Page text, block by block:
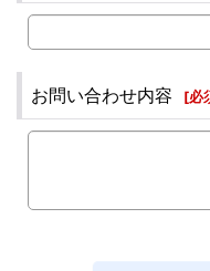
お問い合わせ内容 [必